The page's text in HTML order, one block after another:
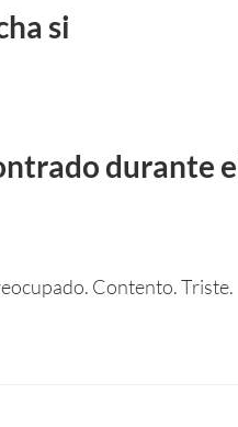
si
durante
Contento. Triste.